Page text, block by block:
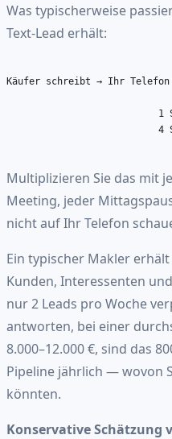
Was typischerweise
Text-Lead erhält:
Käufer schreibt → Ihr
1
4
Multiplizieren Sie das mit
Meeting, jeder
nicht auf Ihr Telefon
Ein typischer Makler erhält
Kunden, Interessenten
nur 2 Leads pro Woche
antworten, bei einer
8.000–12.000 €, sind das
Pipeline jährlich — wovon
könnten.
Konservative Schätzung